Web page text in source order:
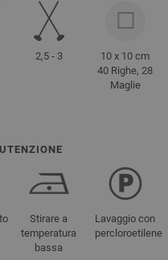
2,5 - 3
10 x 10 cm
40 Righe, 28
Maglie
Stirare a
temperatura
bassa
Lavaggio con
percloroetilene